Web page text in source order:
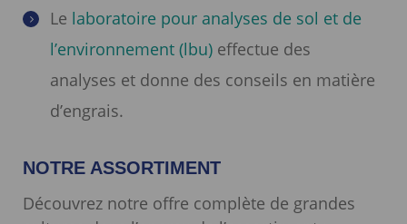
Le laboratoire pour analyses de sol et de
l’environnement (lbu) effectue des
analyses et donne des conseils en matière
d’engrais.
NOTRE ASSORTIMENT
Découvrez notre offre complète de grandes